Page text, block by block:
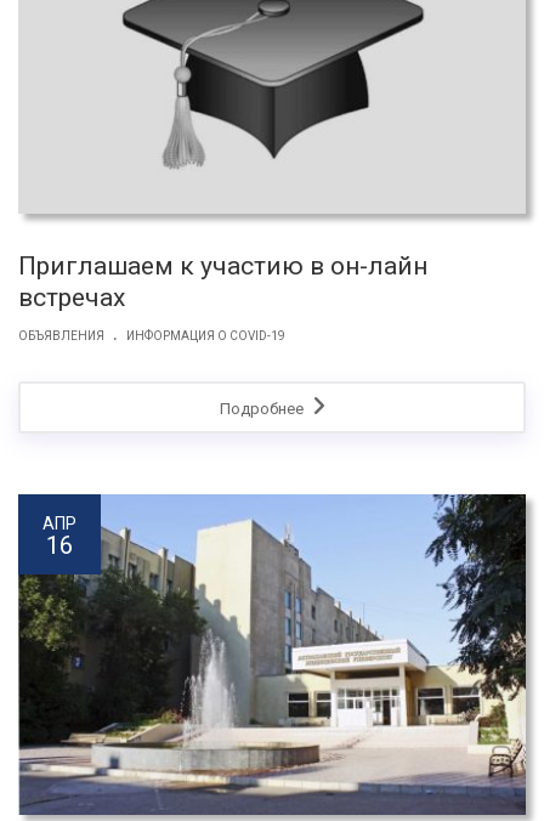
Приглашаем к участию в он-лайн
встречах
ОБЪЯВЛЕНИЯ . ИНФОРМАЦИЯ О COVID-19
Подробнее
АПР
16